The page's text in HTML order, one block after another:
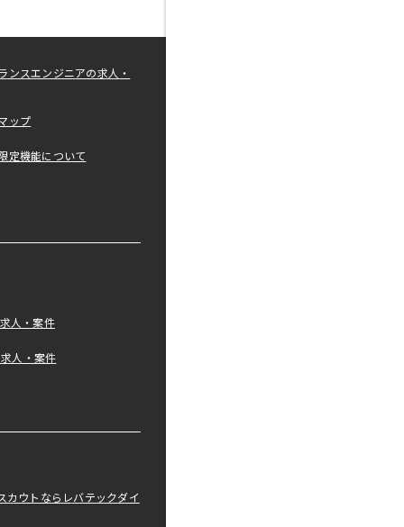
ンスエンジニアの求人・
ップ
定機能について
人・案件
人・案件
カウトならレバテックダイ